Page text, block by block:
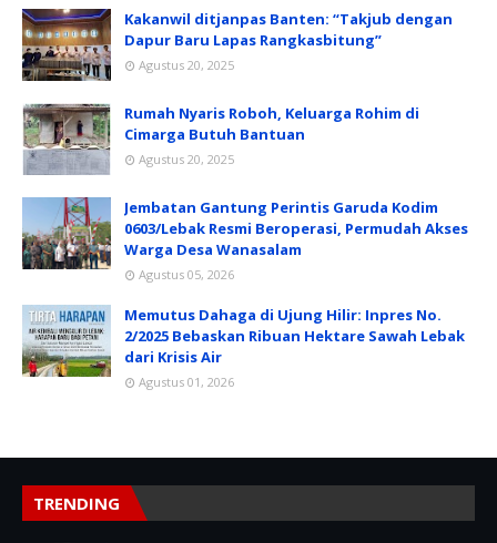
Kakanwil ditjanpas Banten: “Takjub dengan
Dapur Baru Lapas Rangkasbitung”
Agustus 20, 2025
Rumah Nyaris Roboh, Keluarga Rohim di
Cimarga Butuh Bantuan
Agustus 20, 2025
Jembatan Gantung Perintis Garuda Kodim
0603/Lebak Resmi Beroperasi, Permudah Akses
Warga Desa Wanasalam
Agustus 05, 2026
Memutus Dahaga di Ujung Hilir: Inpres No.
2/2025 Bebaskan Ribuan Hektare Sawah Lebak
dari Krisis Air
Agustus 01, 2026
TRENDING